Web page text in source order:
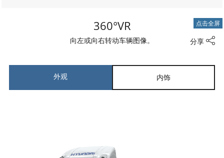
360°VR 点击全屏
向左或向右转动车辆图像。 分享
外观 内饰